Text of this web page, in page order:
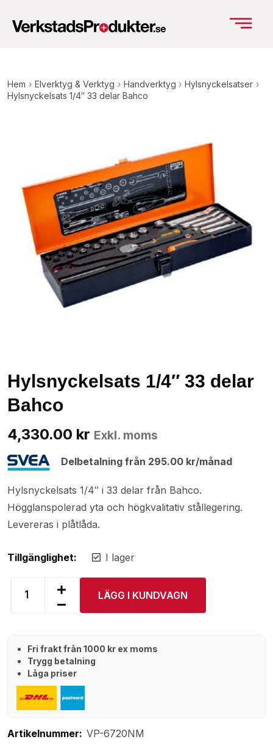
Hem › Elverktyg & Verktyg › Handverktyg › Hylsnyckelsatser ›
Hylsnyckelsats 1/4″ 33 delar Bahco
Delbetalning från 295.00 kr/månad
4,330.00 kr Exkl. moms
Hylsnyckelsats 1/4″ 33 delar
Bahco
Hylsnyckelsats 1/4″ i 33 delar från Bahco.
Högglanspolerad yta och högkvalitativ stållegering.
Levereras i plåtlåda.
Tillgänglighet: I lager
LÄGG I KUNDVAGN
Fri frakt från 1000 kr ex moms
Trygg betalning
Låga priser
Artikelnummer: VP-6720NM